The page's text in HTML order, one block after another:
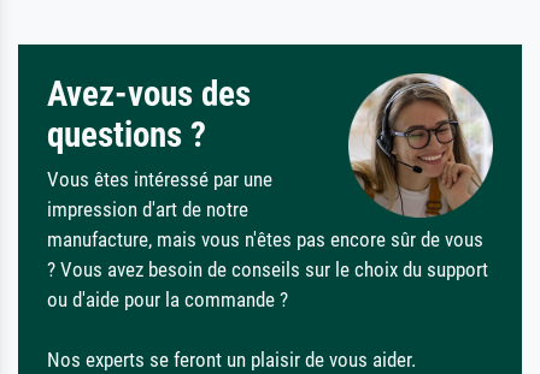
Avez-vous des
questions ?
Vous êtes intéressé par une
impression d'art de notre
manufacture, mais vous n'êtes pas encore sûr de vous
? Vous avez besoin de conseils sur le choix du support
ou d'aide pour la commande ?
Nos experts se feront un plaisir de vous aider.